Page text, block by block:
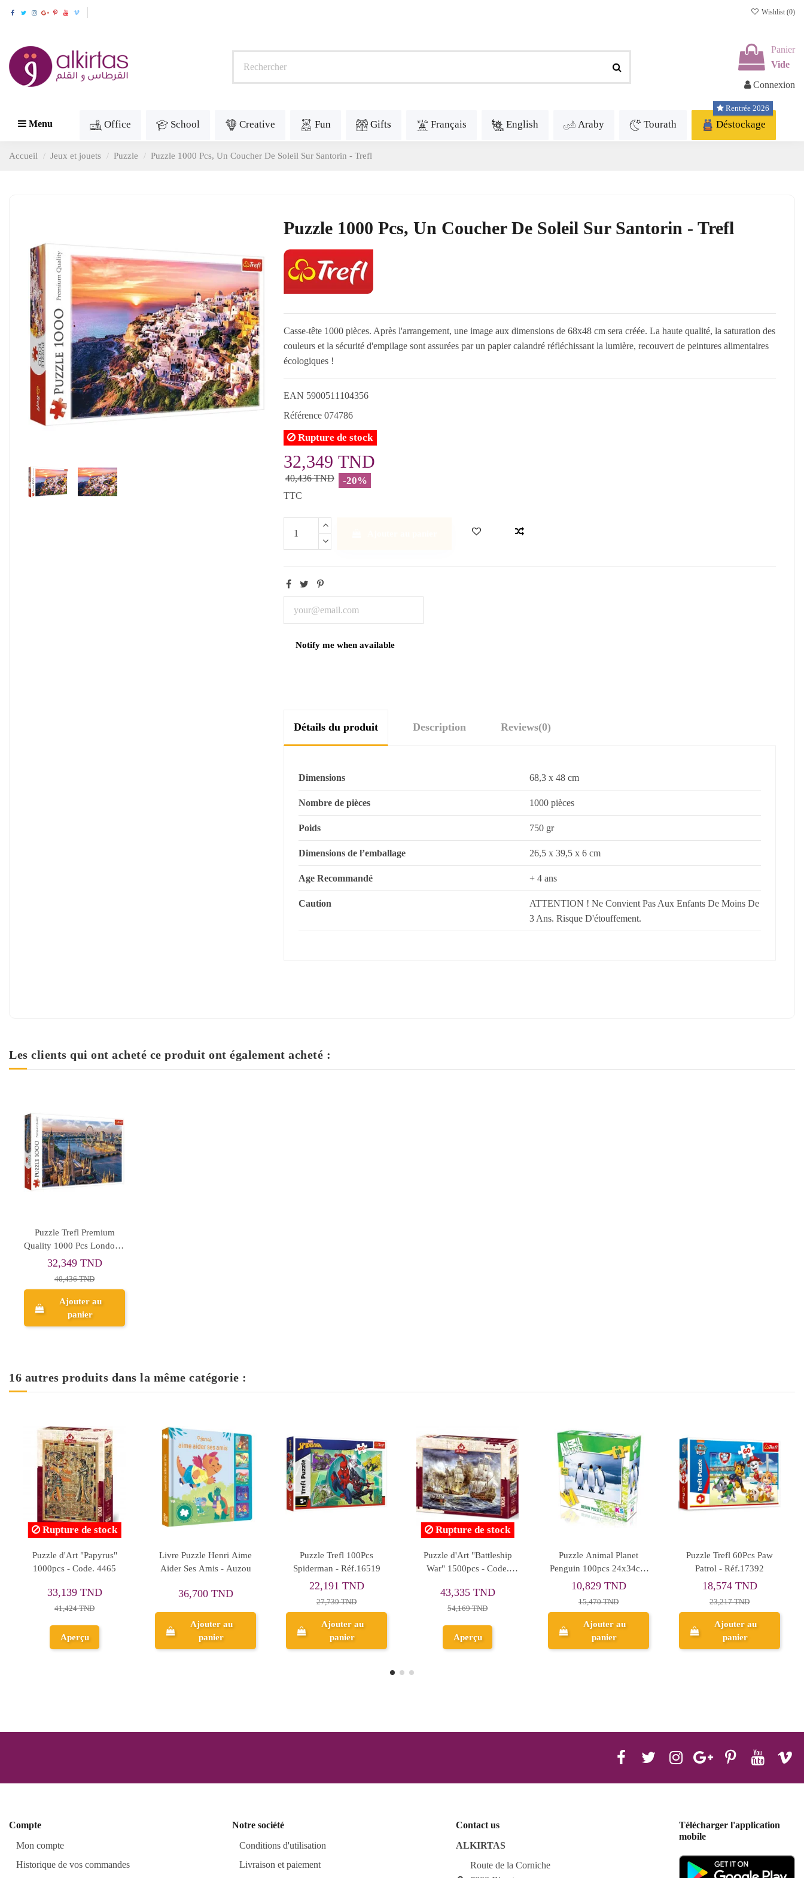
Wishlist (0)
Panier
Vide
Connexion
Menu Office School Creative Fun Gifts Français English Araby Tourath Déstockage
Rentrée 2026
Accueil Jeux et jouets Puzzle Puzzle 1000 Pcs, Un Coucher De Soleil Sur Santorin - Trefl
Puzzle 1000 Pcs, Un Coucher De Soleil Sur Santorin - Trefl
Casse-tête 1000 pièces. Après l'arrangement, une image aux dimensions de 68x48 cm sera créée. La haute qualité, la saturation des
couleurs et la sécurité d'empilage sont assurées par un papier calandré réfléchissant la lumière, recouvert de peintures alimentaires
écologiques !
EAN 5900511104356
Référence 074786
Rupture de stock
32,349 TND
40,436 TND -20%
TTC
Détails du produit Description Reviews(0)
Dimensions 68,3 x 48 cm
Nombre de pièces 1000 pièces
Poids 750 gr
Dimensions de l’emballage 26,5 x 39,5 x 6 cm
Age Recommandé + 4 ans
Caution
ATTENTION ! Ne Convient Pas Aux Enfants De Moins De
3 Ans. Risque D'étouffement.
Les clients qui ont acheté ce produit ont également acheté :
Puzzle Trefl Premium
Quality 1000 Pcs London -
Réf.10404
32,349 TND
40,436 TND
Ajouter au
panier
16 autres produits dans la même catégorie :
Brick Trick Travel Eco,
Tower of Pisa - Trefl
103,482 TND
Ajouter au
panier
Puzzle Trefl 4en1 Frozen 2
- Réf.34323
Ajouter au
panier
Puzzle Jigsaw, 500pcs
12,947 TND
16,184 TND
Aperçu
Coffret Puzzle Le Bal Des
Princesses - SASSI
59,000 TND
Ajouter au
panier
Coffret Livre&Puzzle
Apprends Tes Premiers
Animaux - SASSI
46,648 TND
58,310 TND
Ajouter au
panier
PUZZLE DISNEY
JUNIOR YAMAMA 60P
10,353 TND
Aperçu
Compte
Mon compte
Historique de vos commandes
Notre société
Conditions d'utilisation
Livraison et paiement
Contact us
ALKIRTAS
Route de la Corniche
Télécharger l'application
mobile